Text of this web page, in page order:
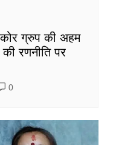
ग्रुप की अहम
रणनीति पर
0